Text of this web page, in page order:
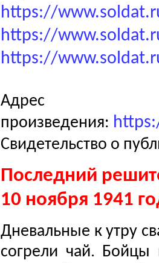
https://
https://
https://
произведения:
Свидетельство о
Последний
10 ноября 1941
Дневальные к утру
согрели чай. Бойцы